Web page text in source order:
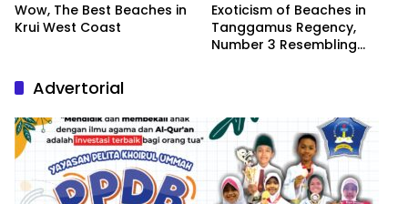
Wow, The Best Beaches in
Krui West Coast
Exoticism of Beaches in
Tanggamus Regency,
Number 3 Resembling
Advertorial